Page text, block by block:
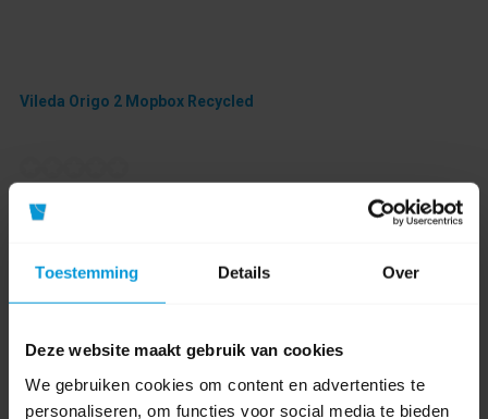
Toestemming Details Over
Deze website maakt gebruik van cookies
We gebruiken cookies om content en advertenties te
personaliseren, om functies voor social media te bieden
Vileda Origo 2 Mopbox Recycled
Artikelnummer:
Bestel artikel.
Ophalen in Wijchen is mogelijk.
Exclusief btw.